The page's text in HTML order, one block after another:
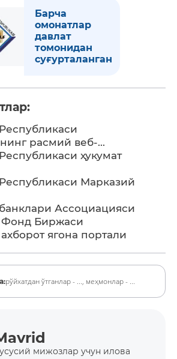
Барча
омонатлар
давлат
томонидан
суғурталанган
расмий веб-...
ҳукумат
Марказий
Ассоциацияси
Фонд Биржаси
ягона портали
рўйхатдан ўтганлар - ..., меҳмонлар - ...
мижозлар учун илова